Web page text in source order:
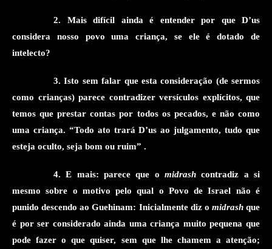
2. Mais difícil ainda é entender por que D’us
considera nosso povo uma criança, se ele é dotado de
intelecto?
3. Isto sem falar que esta consideração (de sermos
como crianças) parece contradizer versículos explícitos, que
temos que prestar contas por todos os pecados, e não como
uma criança. “Todo ato trará D’us ao julgamento, tudo que
esteja oculto, seja bom ou ruim” .
4.E mais: parece que omidrash contradiz a si
mesmosobre o motivo pelo qual o Povo de Israel não é
punido descendo ao Guehinam: Inicialmente diz o midrashque
é por ser considerado ainda uma criança muito pequena que
pode fazer o que quiser, sem que lhe chamem a atenção;